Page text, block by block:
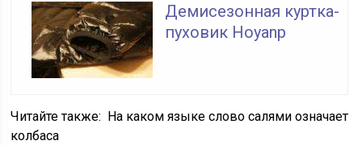
Демисезонная куртка-
пуховик Hoyanp
Читайте также: На каком языке слово салями означает
колбаса